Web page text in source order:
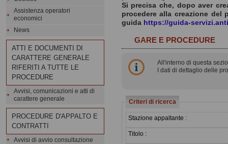
Si precisa che, dopo aver
procedere alla creazione del
guida https://guida-
GARE E PROCEDURE
All'interno di questa
I dati di dettaglio delle
Criteri di ricerca
Stazione appaltante :
Titolo :
Assistenza operatori
economici
News
ATTI E DOCUMENTI DI
CARATTERE GENERALE
RIFERITI A TUTTE LE
PROCEDURE
Avvisi, comunicazioni e atti di
carattere generale
PROCEDURE D'APPALTO E
CONTRATTI
Avvisi di avvio consultazione